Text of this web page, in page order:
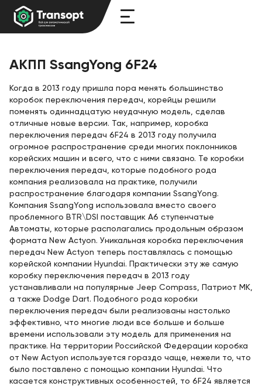
АКПП SsangYong 6F24
Когда в 2013 году пришла пора менять большинство
коробок переключения передач, корейцы решили
поменять одиннадцатую неудачную модель, сделав
отличные новые версии. Так, например, коробка
переключения передач 6F24 в 2013 году получила
огромное распространение среди многих поклонников
корейских машин и всего, что с ними связано. Те коробки
переключения передач, которые подобного рода
компания реализовала на практике, получили
распространение благодаря компании SsangYong.
Компания SsangYong использовала вместо своего
проблемного BTR\DSI поставщик A6 ступенчатые
Автоматы, которые располагались продольным образом
формата New Actyon. Уникальная коробка переключения
передач New Actyon теперь поставлялась с помощью
корейской компании Hyundai. Практически эту же самую
коробку переключения передач в 2013 году
устанавливали на популярные Jeep Compass, Патриот MK,
а также Dodge Dart. Подобного рода коробки
переключения передач были реализованы настолько
эффективно, что многие люди все больше и больше
времени использовали эту модель для применения на
практике. На территории Российской Федерации коробка
от New Actyon используется гораздо чаще, нежели то, что
было поставлено с помощью компании Hyundai. Что
касается конструктивных особенностей, то 6F24 является